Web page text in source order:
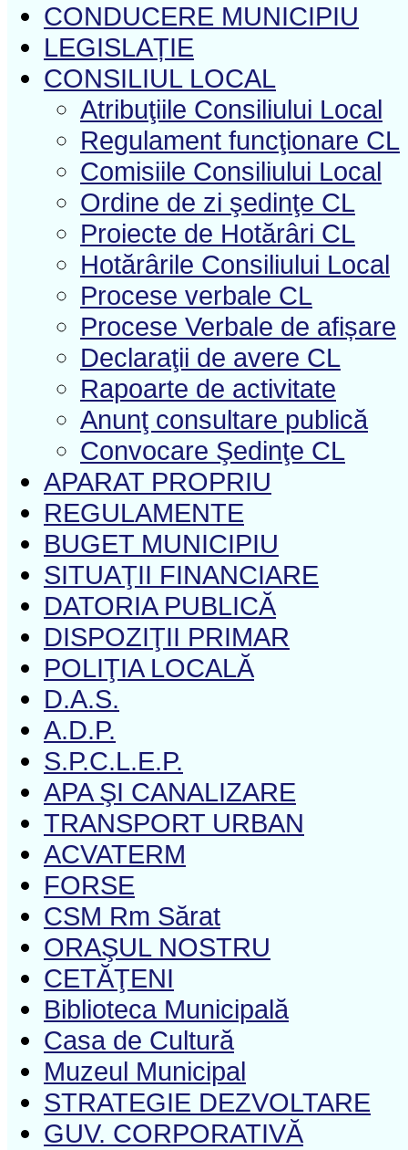
CONDUCERE MUNICIPIU
LEGISLAȚIE
CONSILIUL LOCAL
Atribuţiile Consiliului Local
Regulament funcţionare CL
Comisiile Consiliului Local
Ordine de zi şedinţe CL
Proiecte de Hotărâri CL
Hotărârile Consiliului Local
Procese verbale CL
Procese Verbale de afișare
Declaraţii de avere CL
Rapoarte de activitate
Anunţ consultare publică
Convocare Şedinţe CL
APARAT PROPRIU
REGULAMENTE
BUGET MUNICIPIU
SITUAŢII FINANCIARE
DATORIA PUBLICĂ
DISPOZIŢII PRIMAR
POLIŢIA LOCALĂ
D.A.S.
A.D.P.
S.P.C.L.E.P.
APA ŞI CANALIZARE
TRANSPORT URBAN
ACVATERM
FORSE
CSM Rm Sărat
ORAŞUL NOSTRU
CETĂŢENI
Biblioteca Municipală
Casa de Cultură
Muzeul Municipal
STRATEGIE DEZVOLTARE
GUV. CORPORATIVĂ